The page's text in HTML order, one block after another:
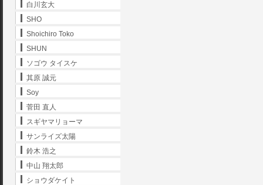
白川玄大
SHO
Shoichiro Toko
SHUN
ソゴウ タイスケ
其原 誠元
Soy
菅田 直人
スギヤマリョーマ
サンライズ太陽
鈴木 浩之
中山 翔太郎
ショウダケイト